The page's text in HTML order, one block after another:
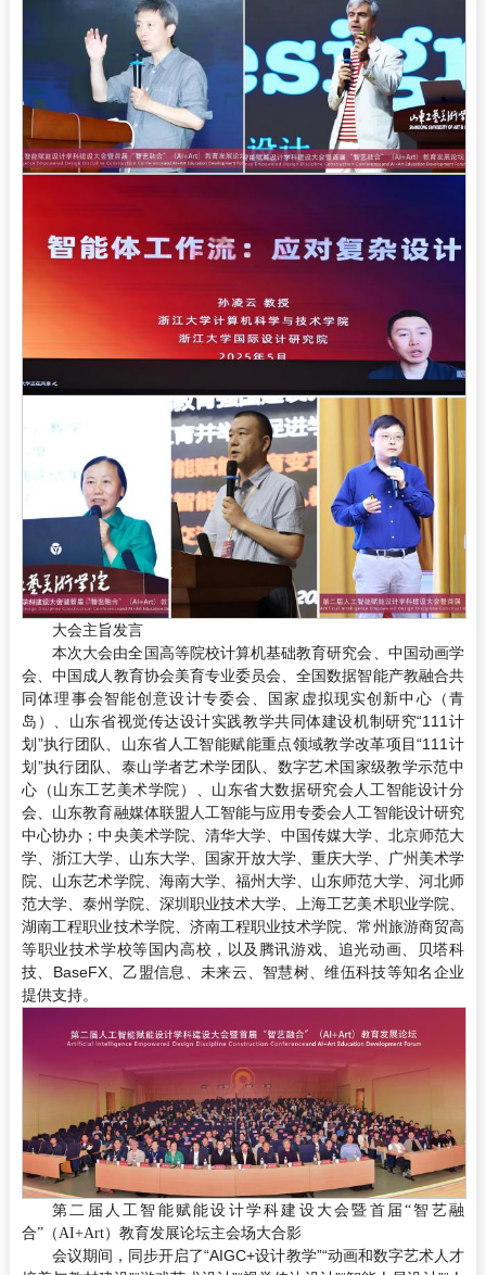
大会主旨发言
本次大会由全国高等院校计算机基础教育研究会、中国动画学
会、中国成人教育协会美育专业委员会、全国数据智能产教融合共
同体理事会智能创意设计专委会、国家虚拟现实创新中心（青
岛）、山东省视觉传达设计实践教学共同体建设机制研究“111计
划”执行团队、山东省人工智能赋能重点领域教学改革项目“111计
划”执行团队、泰山学者艺术学团队、数字艺术国家级教学示范中
心（山东工艺美术学院）、山东省大数据研究会人工智能设计分
会、山东教育融媒体联盟人工智能与应用专委会人工智能设计研究
中心协办；中央美术学院、清华大学、中国传媒大学、北京师范大
学、浙江大学、山东大学、国家开放大学、重庆大学、广州美术学
院、山东艺术学院、海南大学、福州大学、山东师范大学、河北师
范大学、泰州学院、深圳职业技术大学、上海工艺美术职业学院、
湖南工程职业技术学院、济南工程职业技术学院、常州旅游商贸高
等职业技术学校等国内高校，以及腾讯游戏、追光动画、贝塔科
技、BaseFX、乙盟信息、未来云、智慧树、维伍科技等知名企业
提供支持。
第二届人工智能赋能设计学科建设大会暨首届“智艺融
合”（AI+Art）教育发展论坛主会场大合影
会议期间，同步开启了“AIGC+设计教学”“动画和数字艺术人才